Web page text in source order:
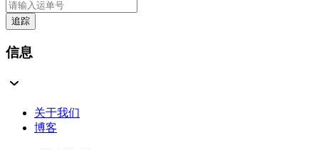
追踪
信息
关于我们
博客